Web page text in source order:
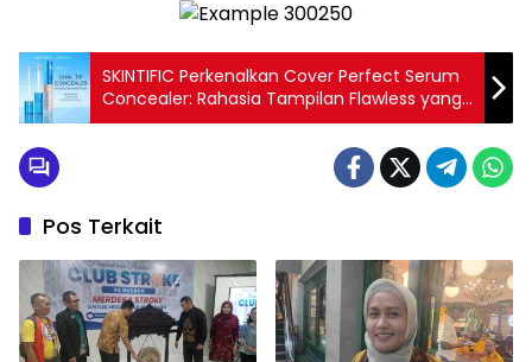
SKINTIFIC Perkenalkan Cover Perfect Serum
Concealer: Rahasia Tampilan Flawless yang
Alami dan Tahan Lama untuk Kulit Indonesia
Pos Terkait